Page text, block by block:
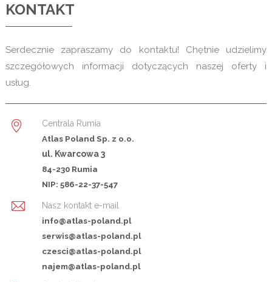
KONTAKT
Serdecznie zapraszamy do kontaktu! Chętnie udzielimy
szczegółowych informacji dotyczących naszej oferty i
usług.
Centrala Rumia
Atlas Poland Sp. z o.o.
ul. Kwarcowa 3
84-230 Rumia
NIP: 586-22-37-547
Nasz kontakt e-mail
info@atlas-poland.pl
serwis@atlas-poland.pl
czesci@atlas-poland.pl
najem@atlas-poland.pl